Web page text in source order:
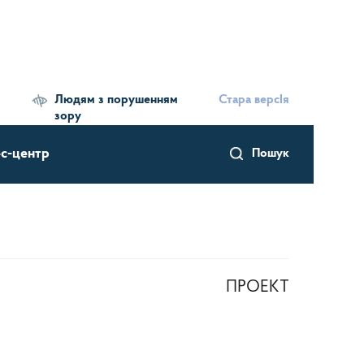
Людям з порушенням
зору
Стара версІя
Пошук
центр
ПРОЕКТ